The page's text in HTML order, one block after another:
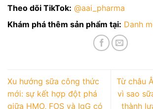
Theo dõi TikTok: @aai_pharma
Khám phá thêm sản phẩm tại: Danh
Xu hướng sữa công thức
mới: sự kết hợp đột phá
giữa HMO, FOS và IgG có
Từ châu
vì sao
thành